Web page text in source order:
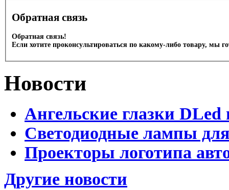
Обратная связь
Обратная связь!
Если хотите проконсультироваться по какому-либо товару, мы
Новости
Ангельские глазки DLed
Светодиодные лампы
Проекторы логотипа
Другие новости